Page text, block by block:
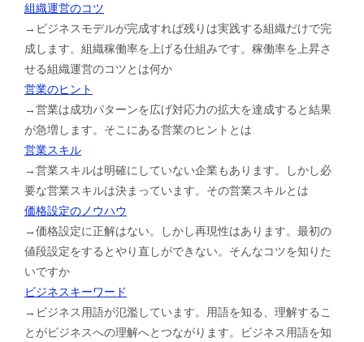
組織運営のコツ
→ビジネスモデルが完成すれば残りは実践する組織だけで完
成します。組織稼働率を上げる仕組みです。稼働率を上昇さ
せる組織運営のコツとは何か
営業のヒント
→営業は成功パターンを広げ対応力の拡大を達成すると結果
が急増します。そこにある営業のヒントとは
営業スキル
→営業スキルは明確にしていない企業もあります。しかし必
要な営業スキルは決まっています。その営業スキルとは
価格設定のノウハウ
→価格設定に正解はない。しかし再現性はあります。最初の
値段設定をするとやり直しができない。そんなコツを知りた
いですか
ビジネスキーワード
→ビジネス用語が氾濫しています。用語を知る、理解するこ
とがビジネスへの理解へとつながります。ビジネス用語を知